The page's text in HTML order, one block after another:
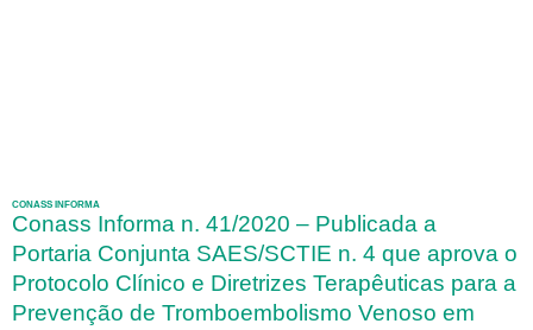
CONASS INFORMA
Conass Informa n. 41/2020 – Publicada a
Portaria Conjunta SAES/SCTIE n. 4 que aprova o
Protocolo Clínico e Diretrizes Terapêuticas para a
Prevenção de Tromboembolismo Venoso em